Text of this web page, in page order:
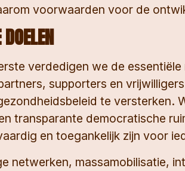
voorwaarden voor de
verdedigen we de
supporters en
te versterken.
transparante democratische
en toegankelijk zijn voor
netwerken, massamobilisatie,